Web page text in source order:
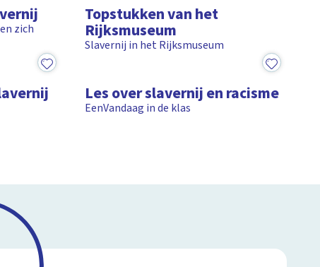
zich
Topstukken van het
Rijksmuseum
Slavernij in het Rijksmuseum
Les over slavernij en racisme
EenVandaag in de klas